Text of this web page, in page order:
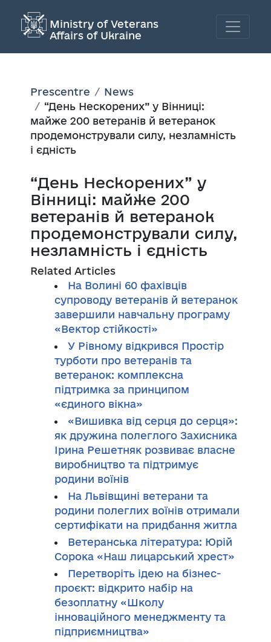
Ministry of Veterans
Affairs of Ukraine
Prescentre
News
“День Нескорених” у Вінниці:
майже 200 ветеранів й ветеранок
продемонстрували силу, незламність
і єдність
“День Нескорених” у
Вінниці: майже 200
ветеранів й ветеранок
продемонстрували силу,
незламність і єдність
Related Articles
На Волині 60 фахівців
супроводу ветеранів й ветеранок
завершили навчальну програму
«Вектор стійкості»
У Рівному відкрився Простір
турботи про ветеранів та
ветеранок: комплексна
підтримка за принципом
«єдиного вікна»
«Вишивка від серця до серця»:
як дружина полеглого Захисника
Ірина Решетняк розвиває власне
виробництво та підтримує
родини воїнів
На Львівщині ветерани та
родини полеглих воїнів отримали
сертифікати на придбання житла
Ветеранська література: Юрій
Сорока «Наш лицарський хрест»
Перетворіть ідею на бізнес-
проєкт: відкрито набір на
безоплатну «Школу
інноваційного менеджменту та
підприємництва»